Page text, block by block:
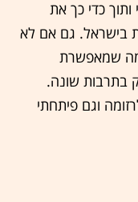
ותוך כדי כך את
בישראל. גם אם לא
שמאפשרת
בתרבות שונה.
וגם פיתחתי